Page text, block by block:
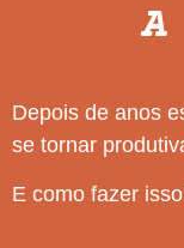
Depois de anos
se tornar
E como fazer